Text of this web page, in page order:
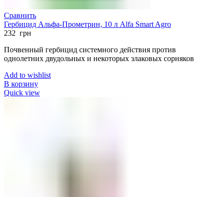
Сравнить
Гербицид Альфа-Прометрин, 10 л Alfa Smart Agro
232 грн
Почвенный гербицид системного действия против
однолетних двудольных и некоторых злаковых сорняков
Add to wishlist
В корзину
Quick view